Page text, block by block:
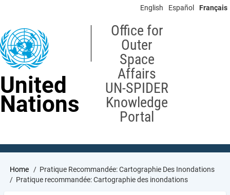
content
English Español Français
United
Nations
Office for
Outer
Space
Affairs
UN-SPIDER
Knowledge
Portal
Breadcrumb
Home
Pratique Recommandée: Cartographie Des Inondations
Pratique recommandée: Cartographie des inondations